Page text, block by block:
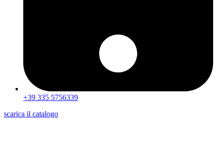
+39 335 5756339
scarica il catalogo